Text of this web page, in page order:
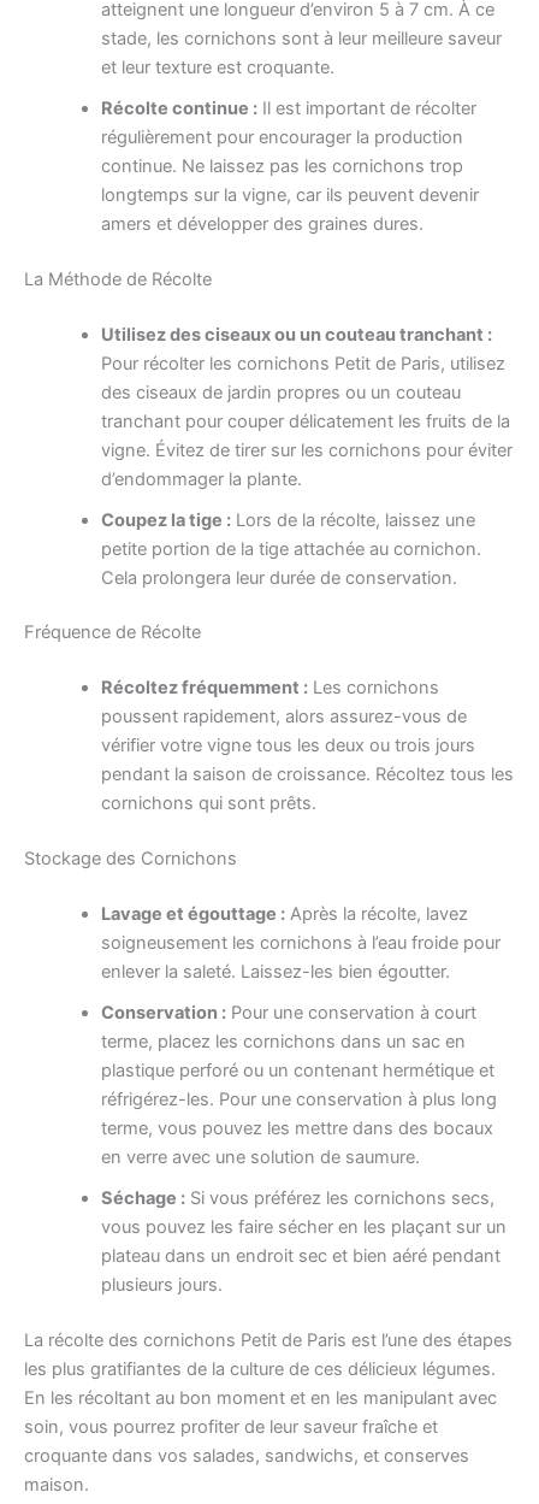
atteignent une longueur d’environ 5 à 7 cm. À ce
stade, les cornichons sont à leur meilleure saveur
et leur texture est croquante.
Récolte continue :Il est important de récolter
régulièrement pour encourager la production
continue. Ne laissez pas les cornichons trop
longtemps sur la vigne, car ils peuvent devenir
amers et développer des graines dures.
La Méthode de Récolte
Utilisez des ciseaux ou un couteau tranchant :
Pour récolter les cornichons Petit de Paris, utilisez
des ciseaux de jardin propres ou un couteau
tranchant pour couper délicatement les fruits de la
vigne. Évitez de tirer sur les cornichons pour éviter
d’endommager la plante.
Coupez la tige :Lors de la récolte, laissez une
petite portion de la tige attachée au cornichon.
Cela prolongera leur durée de conservation.
Fréquence de Récolte
Récoltez fréquemment :Les cornichons
poussent rapidement, alors assurez-vous de
vérifier votre vigne tous les deux ou trois jours
pendant la saison de croissance. Récoltez tous les
cornichons qui sont prêts.
Stockage des Cornichons
Lavage et égouttage :Après la récolte, lavez
soigneusement les cornichons à l’eau froide pour
enlever la saleté. Laissez-les bien égoutter.
Conservation :Pour une conservation à court
terme, placez les cornichons dans un sac en
plastique perforé ou un contenant hermétique et
réfrigérez-les. Pour une conservation à plus long
terme, vous pouvez les mettre dans des bocaux
en verre avec une solution de saumure.
Séchage :Si vous préférez les cornichons secs,
vous pouvez les faire sécher en les plaçant sur un
plateau dans un endroit sec et bien aéré pendant
plusieurs jours.
La récolte des cornichons Petit de Paris est l’une des étapes
les plus gratifiantes de la culture de ces délicieux légumes.
En les récoltant au bon moment et en les manipulant avec
soin, vous pourrez profiter de leur saveur fraîche et
croquante dans vos salades, sandwichs, et conserves
maison.